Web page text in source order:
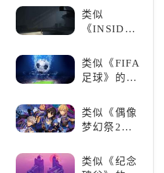
（WOTB）
的军事类游
爱的装备出
发吧！
类似
《INSIDE》
戏！快动起
你的小脑筋
类似《FIFA
足球》的足
荐！快来赢
得世界冠军
吧！
类似《偶像
梦幻祭2》
游推荐：完
美还原偶像
类似《纪念